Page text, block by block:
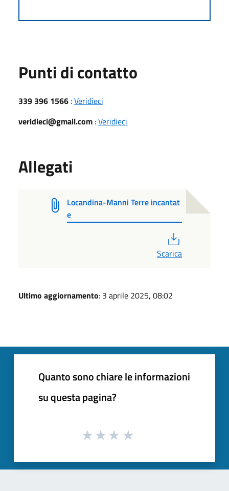
Punti di contatto
339 396 1566 :Veridieci
veridieci@gmail.com :Veridieci
Allegati
Locandina-Manni Terre incantat
e
Scarica
Ultimo aggiornamento: 3 aprile 2025, 08:02
Quanto sono chiare le informazioni
su questa pagina?